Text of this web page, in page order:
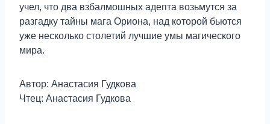
учел, что два взбалмошных адепта возьмутся за
разгадку тайны мага Ориона, над которой бьются
уже несколько столетий лучшие умы магического
мира.
Автор: Анастасия Гудкова
Чтец: Анастасия Гудкова